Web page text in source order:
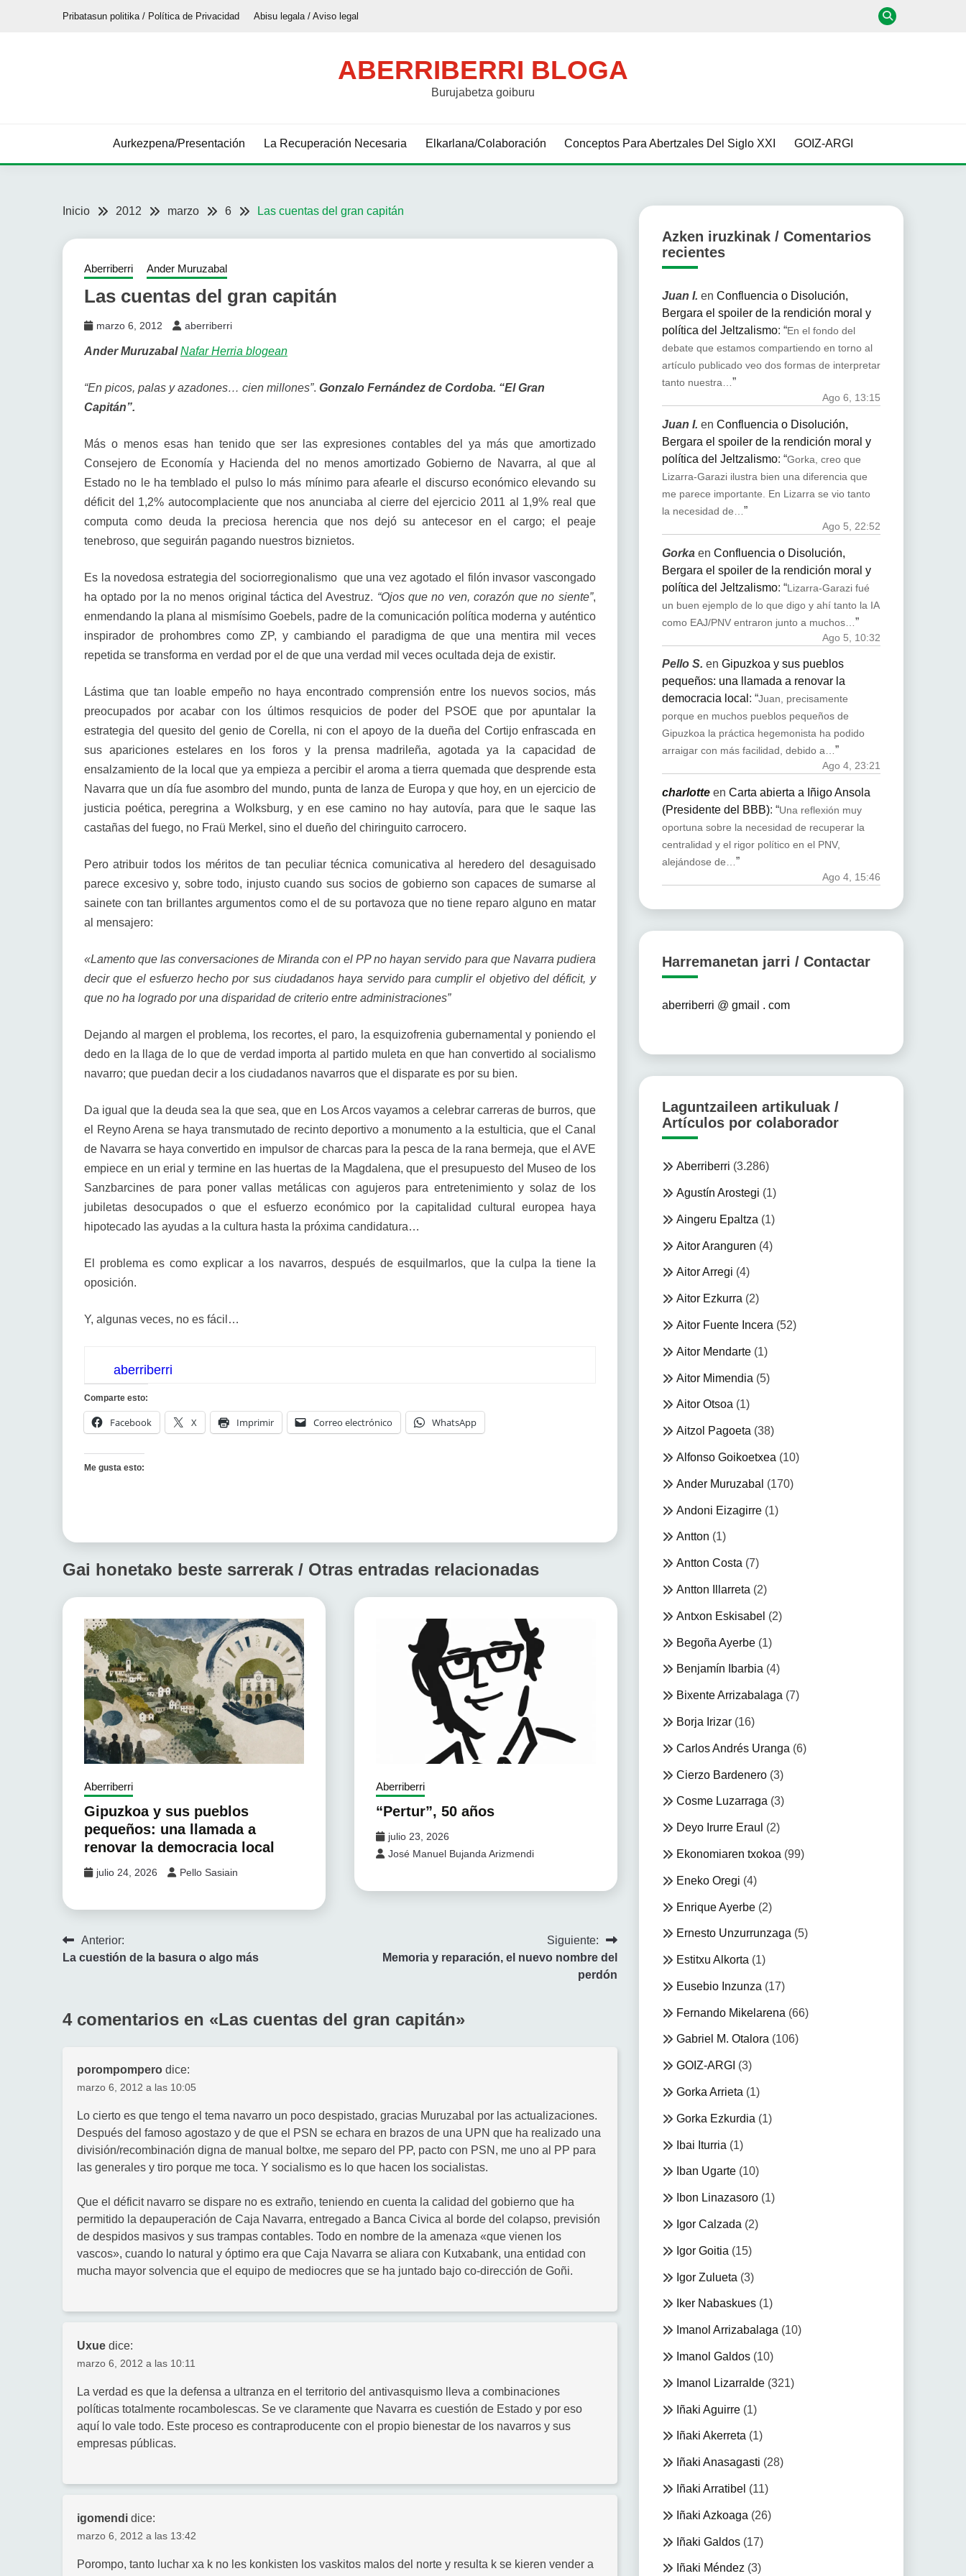
Pribatasun politika / Política de Privacidad Abisu legala / Aviso legal
ABERRIBERRI BLOGA
Burujabetza goiburu
Aurkezpena/Presentación La Recuperación Necesaria Elkarlana/Colaboración Conceptos Para Abertzales Del Siglo XXI GOIZ-ARGI
Inicio 2012 marzo 6 Las cuentas del gran capitán
Aberriberri Ander Muruzabal
Las cuentas del gran capitán
marzo 6, 2012 aberriberri
Ander Muruzabal Nafar Herria blogean
“En picos, palas y azadones… cien millones”. Gonzalo Fernández de Cordoba. “El Gran
Capitán”.
Más o menos esas han tenido que ser las expresiones contables del ya más que amortizado
Consejero de Economía y Hacienda del no menos amortizado Gobierno de Navarra, al que al
Estado no le ha temblado el pulso lo más mínimo para afearle el discurso económico elevando su
déficit del 1,2% autocomplaciente que nos anunciaba al cierre del ejercicio 2011 al 1,9% real que
computa como deuda la preciosa herencia que nos dejó su antecesor en el cargo; el peaje
tenebroso, que seguirán pagando nuestros biznietos.
Es la novedosa estrategia del sociorregionalismo que una vez agotado el filón invasor vascongado
ha optado por la no menos original táctica del Avestruz. “Ojos que no ven, corazón que no siente”,
enmendando la plana al mismísimo Goebels, padre de la comunicación política moderna y auténtico
inspirador de prohombres como ZP, y cambiando el paradigma de que una mentira mil veces
repetida se transforma en verdad por el de que una verdad mil veces ocultada deja de existir.
Lástima que tan loable empeño no haya encontrado comprensión entre los nuevos socios, más
preocupados por acabar con los últimos resquicios de poder del PSOE que por apuntalar la
estrategia del quesito del genio de Corella, ni con el apoyo de la dueña del Cortijo enfrascada en
sus apariciones estelares en los foros y la prensa madrileña, agotada ya la capacidad de
ensalzamiento de la local que ya empieza a percibir el aroma a tierra quemada que desprende esta
Navarra que un día fue asombro del mundo, punta de lanza de Europa y que hoy, en un ejercicio de
justicia poética, peregrina a Wolksburg, y en ese camino no hay autovía, para que le saque las
castañas del fuego, no Fraü Merkel, sino el dueño del chiringuito carrocero.
Pero atribuir todos los méritos de tan peculiar técnica comunicativa al heredero del desaguisado
parece excesivo y, sobre todo, injusto cuando sus socios de gobierno son capaces de sumarse al
sainete con tan brillantes argumentos como el de su portavoza que no tiene reparo alguno en matar
al mensajero:
«Lamento que las conversaciones de Miranda con el PP no hayan servido para que Navarra pudiera
decir que el esfuerzo hecho por sus ciudadanos haya servido para cumplir el objetivo del déficit, y
que no ha logrado por una disparidad de criterio entre administraciones”
Dejando al margen el problema, los recortes, el paro, la esquizofrenia gubernamental y poniendo el
dedo en la llaga de lo que de verdad importa al partido muleta en que han convertido al socialismo
navarro; que puedan decir a los ciudadanos navarros que el disparate es por su bien.
Da igual que la deuda sea la que sea, que en Los Arcos vayamos a celebrar carreras de burros, que
el Reyno Arena se haya transmutado de recinto deportivo a monumento a la estulticia, que el Canal
de Navarra se haya convertido en impulsor de charcas para la pesca de la rana bermeja, que el AVE
empiece en un erial y termine en las huertas de la Magdalena, que el presupuesto del Museo de los
Sanzbarcines de para poner vallas metálicas con agujeros para entretenimiento y solaz de los
jubiletas desocupados o que el esfuerzo económico por la capitalidad cultural europea haya
hipotecado las ayudas a la cultura hasta la próxima candidatura…
El problema es como explicar a los navarros, después de esquilmarlos, que la culpa la tiene la
oposición.
Y, algunas veces, no es fácil…
aberriberri
Comparte esto:
Facebook X Imprimir Correo electrónico WhatsApp
Me gusta esto:
Gai honetako beste sarrerak / Otras entradas relacionadas
Aberriberri
Gipuzkoa y sus pueblos
pequeños: una llamada a
renovar la democracia local
julio 24, 2026 Pello Sasiain
Aberriberri
“Pertur”, 50 años
julio 23, 2026
José Manuel Bujanda Arizmendi
Navegación
Anterior:
La cuestión de la basura o algo más
Siguiente:
Memoria y reparación, el nuevo nombre del
perdón
4 comentarios en «Las cuentas del gran capitán»
porompompero dice:
marzo 6, 2012 a las 10:05
Lo cierto es que tengo el tema navarro un poco despistado, gracias Muruzabal por las actualizaciones.
Después del famoso agostazo y de que el PSN se echara en brazos de una UPN que ha realizado una
división/recombinación digna de manual boltxe, me separo del PP, pacto con PSN, me uno al PP para
las generales y tiro porque me toca. Y socialismo es lo que hacen los socialistas.
Que el déficit navarro se dispare no es extraño, teniendo en cuenta la calidad del gobierno que ha
permitido la depauperación de Caja Navarra, entregado a Banca Civica al borde del colapso, previsión
de despidos masivos y sus trampas contables. Todo en nombre de la amenaza «que vienen los
vascos», cuando lo natural y óptimo era que Caja Navarra se aliara con Kutxabank, una entidad con
mucha mayor solvencia que el equipo de mediocres que se ha juntado bajo co-dirección de Goñi.
Uxue dice:
marzo 6, 2012 a las 10:11
La verdad es que la defensa a ultranza en el territorio del antivasquismo lleva a combinaciones
políticas totalmente rocambolescas. Se ve claramente que Navarra es cuestión de Estado y por eso
aquí lo vale todo. Este proceso es contraproducente con el propio bienestar de los navarros y sus
empresas públicas.
igomendi dice:
marzo 6, 2012 a las 13:42
Porompo, tanto luchar xa k no les konkisten los vaskitos malos del norte y resulta k se kieren vender a
Azken iruzkinak / Comentarios
recientes
Juan I. en Confluencia o Disolución,
Bergara el spoiler de la rendición moral y
política del Jeltzalismo: “En el fondo del
debate que estamos compartiendo en torno al
artículo publicado veo dos formas de interpretar
tanto nuestra…”
Ago 6, 13:15
Juan I. en Confluencia o Disolución,
Bergara el spoiler de la rendición moral y
política del Jeltzalismo: “Gorka, creo que
Lizarra-Garazi ilustra bien una diferencia que
me parece importante. En Lizarra se vio tanto
la necesidad de… ”
Ago 5, 22:52
Gorkaen Confluencia o Disolución,
Bergara el spoiler de la rendición moral y
política del Jeltzalismo: “Lizarra-Garazi fué
un buen ejemplo de lo que digo y ahí tanto la IA
como EAJ/PNV entraron junto a muchos… ”
Ago 5, 10:32
Pello S. en Gipuzkoa y sus pueblos
pequeños: una llamada a renovar la
democracia local : “Juan, precisamente
porque en muchos pueblos pequeños de
Gipuzkoa la práctica hegemonista ha podido
arraigar con más facilidad, debido a…”
Ago 4, 23:21
charlotteen Carta abierta a Iñigo Ansola
(Presidente del BBB): “Una reflexión muy
oportuna sobre la necesidad de recuperar la
centralidad y el rigor político en el PNV,
alejándose de…”
Ago 4, 15:46
Harremanetan jarri / Contactar
aberriberri @ gmail . com
Laguntzaileen artikuluak /
Artículos por colaborador
Aberriberri (3.286)
Agustín Arostegi (1)
Aingeru Epaltza (1)
Aitor Aranguren (4)
Aitor Arregi (4)
Aitor Ezkurra (2)
Aitor Fuente Incera (52)
Aitor Mendarte(1)
Aitor Mimendia (5)
Aitor Otsoa (1)
Aitzol Pagoeta (38)
Alfonso Goikoetxea (10)
Ander Muruzabal (170)
Andoni Eizagirre(1)
Antton (1)
Antton Costa (7)
Antton Illarreta (2)
Antxon Eskisabel (2)
Begoña Ayerbe(1)
Benjamín Ibarbia (4)
Bixente Arrizabalaga (7)
Borja Irizar(16)
Carlos Andrés Uranga (6)
Cierzo Bardenero(3)
Cosme Luzarraga (3)
Deyo Irurre Eraul (2)
Ekonomiaren txokoa (99)
Eneko Oregi (4)
Enrique Ayerbe(2)
Ernesto Unzurrunzaga (5)
Estitxu Alkorta (1)
Eusebio Inzunza (17)
Fernando Mikelarena (66)
Gabriel M. Otalora(106)
GOIZ-ARGI (3)
Gorka Arrieta (1)
Gorka Ezkurdia (1)
Ibai Iturria (1)
Iban Ugarte(10)
Ibon Linazasoro(1)
Igor Calzada (2)
Igor Goitia (15)
Igor Zulueta (3)
Iker Nabaskues(1)
Imanol Arrizabalaga (10)
Imanol Galdos(10)
Imanol Lizarralde(321)
Iñaki Aguirre(1)
Iñaki Akerreta(1)
Iñaki Anasagasti (28)
Iñaki Arratibel (11)
Iñaki Azkoaga (26)
Iñaki Galdos(17)
Iñaki Méndez(3)